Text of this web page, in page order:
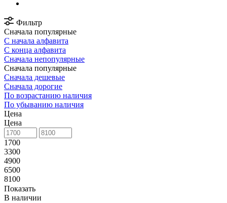
Фильтр
Сначала популярные
С начала алфавита
С конца алфавита
Сначала непопулярные
Сначала популярные
Сначала дешевые
Сначала дорогие
По возрастанию наличия
По убыванию наличия
Цена
Цена
1700
3300
4900
6500
8100
Показать
В наличии